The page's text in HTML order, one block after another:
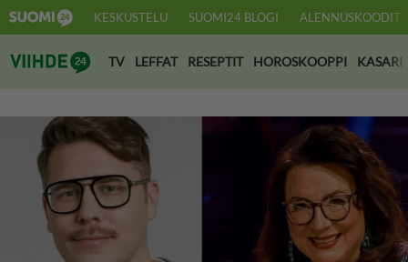
KESKUSTELU SUOMI24 BLOGI ALENNUSKOODIT
Suomi24 Viihde
TV LEFFAT RESEPTIT HOROSKOOPPI KASARI